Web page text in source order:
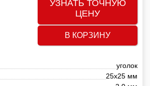
УЗНАТЬ ТОЧНУЮ
ЦЕНУ
В КОРЗИНУ
уголок
25х25 мм